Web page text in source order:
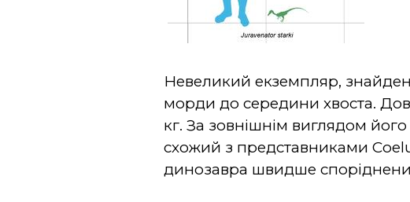
Невеликий екземпляр,
морди до середини хвоста.
кг. За зовнішнім виглядом
схожий з представниками
динозавра швидше